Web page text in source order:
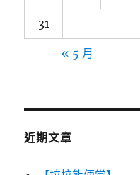
31
« 5 月
近期文章